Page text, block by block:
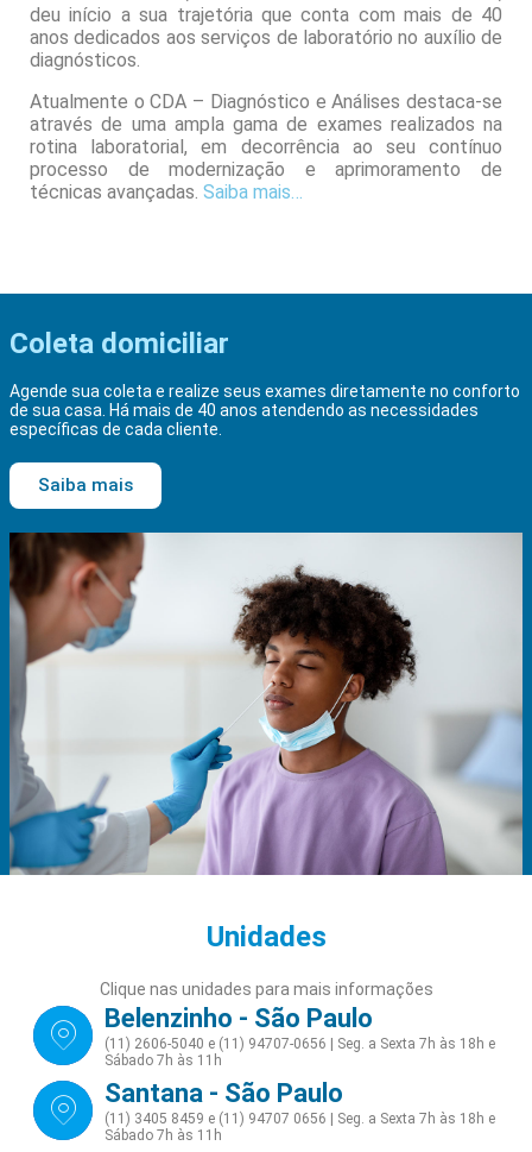
deu início a sua trajetória que conta com mais de 40
anos dedicados aos serviços de laboratório no auxílio de
diagnósticos.
Atualmente o CDA – Diagnóstico e Análises destaca-se
através de uma ampla gama de exames realizados na
rotina laboratorial, em decorrência ao seu contínuo
processo de modernização e aprimoramento de
técnicas avançadas. Saiba mais…
Coleta domiciliar
Agende sua coleta e realize seus exames diretamente no conforto
de sua casa. Há mais de 40 anos atendendo as necessidades
específicas de cada cliente.
Saiba mais
Unidades
Clique nas unidades para mais informações
Belenzinho - São Paulo
(11) 2606-5040 e (11) 94707-0656 | Seg. a Sexta 7h às 18h e
Sábado 7h às 11h
Santana - São Paulo
(11) 3405 8459 e (11) 94707 0656 | Seg. a Sexta 7h às 18h e
Sábado 7h às 11h